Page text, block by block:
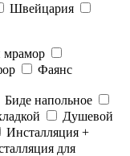
Швейцария
мрамор
Фаянс
Биде напольное
Душевой
Инсталляция +
для